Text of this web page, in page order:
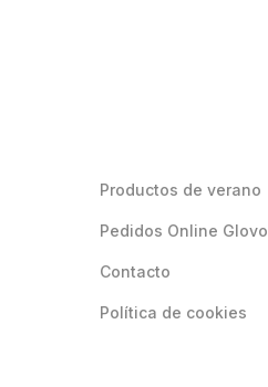
Productos de verano
Pedidos Online Glovo
Contacto
Política de cookies